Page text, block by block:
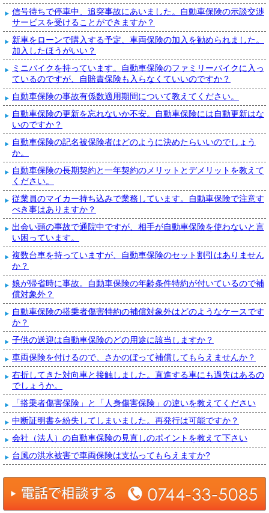
信号待ちで停車中、追突事故にあいました。自動車保険の示談交渉
サービスを受けることができますか？
新車をローンで購入する予定、車両保険の加入を勧められました。
加入したほうがいい？
ミニバイクを持っています。自動車保険のファミリーバイクに入っ
ているのですが、自賠責保険も入らなくていいのですか？
自動車保険の事故有係数適用期間について教えてください。
自動車保険の更新を忘れないか不安。自動車保険には自動更新はな
いのですか？
自動車保険の記名被保険者はどのように決めたらいいのでしょう
か。
自動車保険の長期契約と一年契約のメリットとデメリットを教えて
ください。
従業員のマイカー持ち込みで業務しています。自動車保険で注意す
べき事はありますか？
出会い頭の事故で通院中ですが、相手が自動車保険を使わないと言
い困っています。
複数台車を持っていますが、自動車保険のセット割引はありません
か？
娘が帰省時に事故。自動車保険の年齢条件特約が付いているので補
償対象外？
自動車保険の搭乗者傷害特約の補償対象外はどのようなケースです
か？
子供の送迎は自動車保険のどの用途に該当しますか？
車両保険を付けるので、さかのぼって補償してもらえませんか？
右折してきた対向車と接触しました。直進する車にも過失はあるの
でしょうか。
「搭乗者傷害保険」と「人身傷害保険」の違いを教えてください
中断証明書を紛失してしまいました。再発行は可能ですか？
会社（法人）の自動車保険の見直しのポイントを教えて下さい
台風の洪水被害で車両保険は支払ってもらえますか?